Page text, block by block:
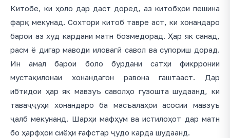
Китобе, ки ҳоло дар даст доред, аз китобҳои пешина
фарқ мекунад. Сохтори китоб тавре аст, ки хонандаро
барои аз худ кардани матн бозмедорад. Ҳар як санад,
расм ё дигар маводи иловагӣ савол ва супориш дорад.
Ин амал барои боло бурдани сатҳи фикрронии
мустақилонаи хонандагон равона гаштааст. Дар
ибтидои ҳар як мавзуъ саволҳо гузошта шудаанд, ки
таваҷҷуҳи хонандаро ба масъалаҳои асосии мавзуъ
ҷалб мекунанд. Шарҳи мафҳум ва истилоҳот дар матн
бо ҳарфҳои сиёҳи ғафстар ҷудо карда шудаанд.